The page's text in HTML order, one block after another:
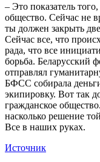
– Это показатель
общество. Сейчас не
ты должен закрыть
Сейчас все, что
рада, что все
борьба. Беларусский
отправлял
БФСС собирала
экипировку. Вот так
гражданское
насколько решение
Все в наших руках.
Источник